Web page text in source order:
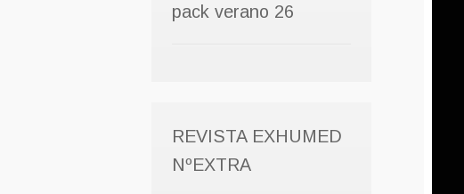
pack verano 26
REVISTA EXHUMED
NºEXTRA